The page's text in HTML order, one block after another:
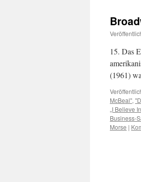
15. Das
(1961)
McBeal",
„I Believe
Business-
Morse |